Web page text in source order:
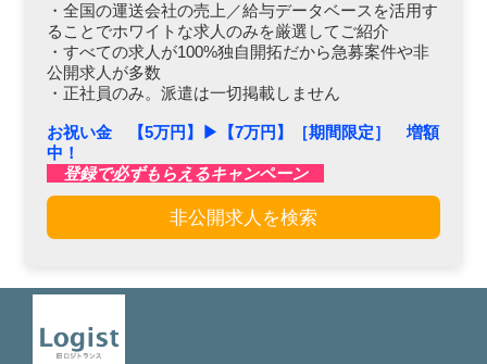
・全国の運送会社の売上／給与データベースを活用す
ることでホワイトな求人のみを厳選してご紹介
・すべての求人が100%独自開拓だから急募案件や非
公開求人が多数
・正社員のみ。派遣は一切掲載しません
お祝い金 【5万円】▶︎【7万円】［期間限定］ 増額
中！
登録で必ずもらえるキャンペーン
非公開求人を検索